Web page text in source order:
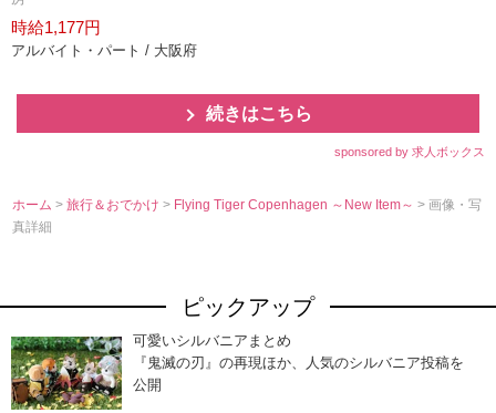
時給1,177円
アルバイト・パート / 大阪府
続きはこちら
sponsored by 求人ボックス
ホーム >旅行＆おでかけ> Flying Tiger Copenhagen ～New Item～> 画像・写
真詳細
ピックアップ
可愛いシルバニアまとめ
『鬼滅の刃』の再現ほか、人気のシルバニア投稿を
公開